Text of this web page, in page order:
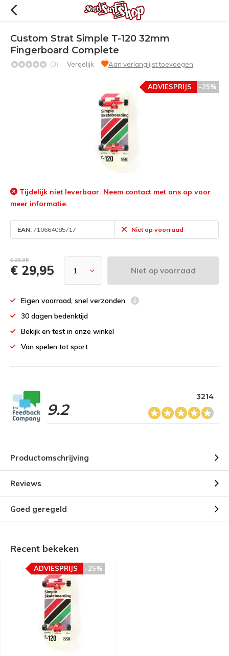
Custom Strat Simple T-120 32mm
Fingerboard Complete
(0) Vergelijk Aan verlanglijst toevoegen
-25%
ADVIESPRIJS
Tijdelijk niet leverbaar. Neem contact met ons op voor
meer informatie.
EAN: 710664085717 Niet op voorraad
€ 39,95
€ 29,95 Niet op voorraad
Eigen voorraad, snel verzonden
30 dagen bedenktijd
Bekijk en test in onze winkel
Van spelen tot sport
9.2
3214
Productomschrijving
Reviews
Goed geregeld
Recent bekeken
-25%
ADVIESPRIJS